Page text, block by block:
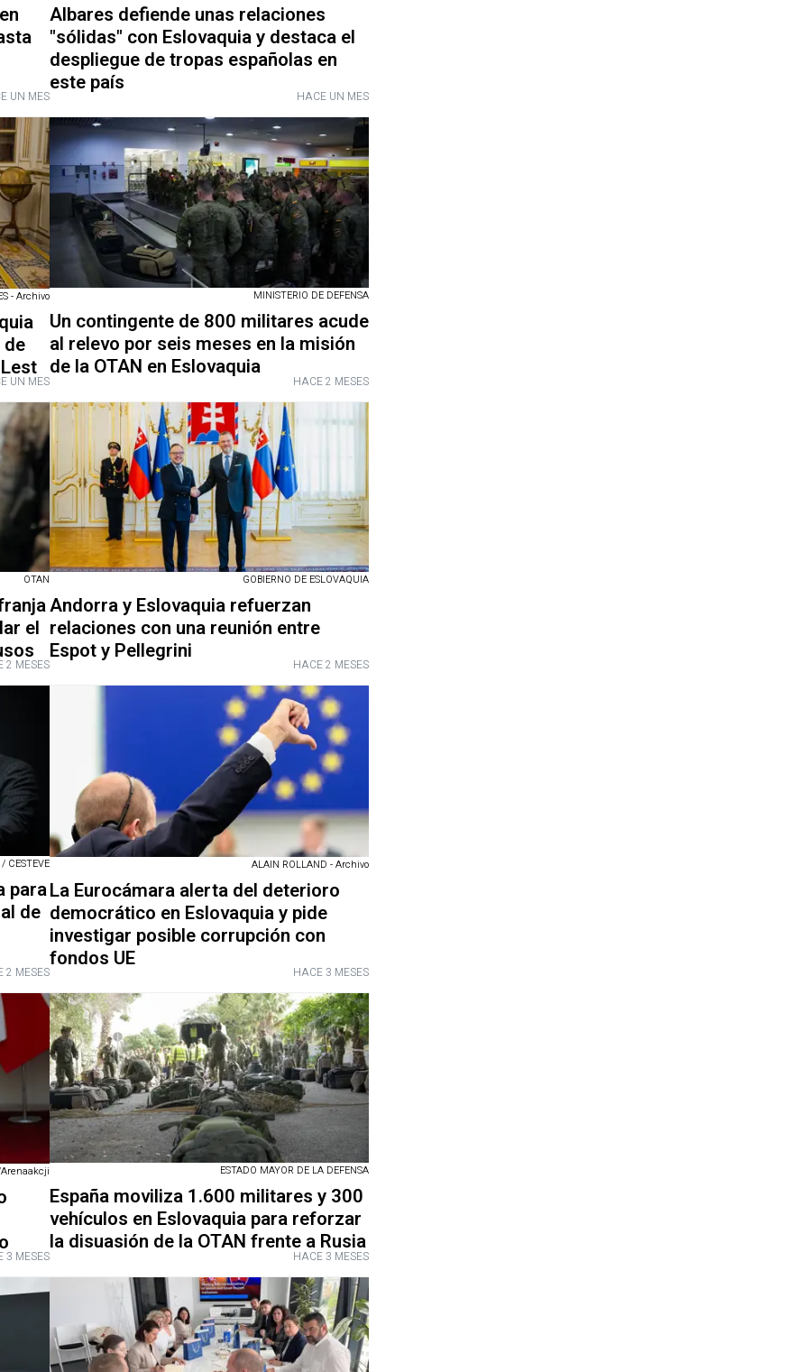
UN MES
Albares defiende unas relaciones
"sólidas" con Eslovaquia y destaca el
despliegue de tropas españolas en
este país
HACE UN MES
- Archivo
UN MES
MINISTERIO DE DEFENSA
Un contingente de 800 militares acude
al relevo por seis meses en la misión
de la OTAN en Eslovaquia
HACE 2 MESES
OTAN
el
2 MESES
GOBIERNO DE ESLOVAQUIA
Andorra y Eslovaquia refuerzan
relaciones con una reunión entre
Espot y Pellegrini
HACE 2 MESES
CESTEVE
para
de
2 MESES
ALAIN ROLLAND - Archivo
La Eurocámara alerta del deterioro
democrático en Eslovaquia y pide
investigar posible corrupción con
fondos UE
HACE 3 MESES
3 MESES
ESTADO MAYOR DE LA DEFENSA
España moviliza 1.600 militares y 300
vehículos en Eslovaquia para reforzar
la disuasión de la OTAN frente a Rusia
HACE 3 MESES